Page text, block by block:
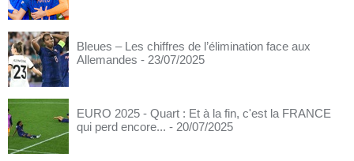
Bleues – Les chiffres de l’élimination face aux
Allemandes - 23/07/2025
EURO 2025 - Quart : Et à la fin, c'est la FRANCE
qui perd encore... - 20/07/2025